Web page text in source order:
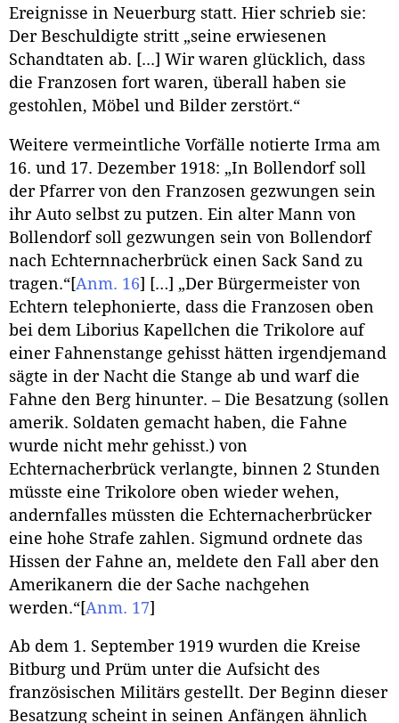
Ereignisse in Neuerburg statt. Hier schrieb sie:
Der Beschuldigte stritt „seine erwiesenen
Schandtaten ab. [...] Wir waren glücklich, dass
die Franzosen fort waren, überall haben sie
gestohlen, Möbel und Bilder zerstört.“
Weitere vermeintliche Vorfälle notierte Irma am
16. und 17. Dezember 1918: „In Bollendorf soll
der Pfarrer von den Franzosen gezwungen sein
ihr Auto selbst zu putzen. Ein alter Mann von
Bollendorf soll gezwungen sein von Bollendorf
nach Echternnacherbrück einen Sack Sand zu
tragen.“[Anm. 16] […] „Der Bürgermeister von
Echtern telephonierte, dass die Franzosen oben
bei dem Liborius Kapellchen die Trikolore auf
einer Fahnenstange gehisst hätten irgendjemand
sägte in der Nacht die Stange ab und warf die
Fahne den Berg hinunter. – Die Besatzung (sollen
amerik. Soldaten gemacht haben, die Fahne
wurde nicht mehr gehisst.) von
Echternacherbrück verlangte, binnen 2 Stunden
müsste eine Trikolore oben wieder wehen,
andernfalles müssten die Echternacherbrücker
eine hohe Strafe zahlen. Sigmund ordnete das
Hissen der Fahne an, meldete den Fall aber den
Amerikanern die der Sache nachgehen
werden.“[Anm. 17]
Ab dem 1. September 1919 wurden die Kreise
Bitburg und Prüm unter die Aufsicht des
französischen Militärs gestellt. Der Beginn dieser
Besatzung scheint in seinen Anfängen ähnlich